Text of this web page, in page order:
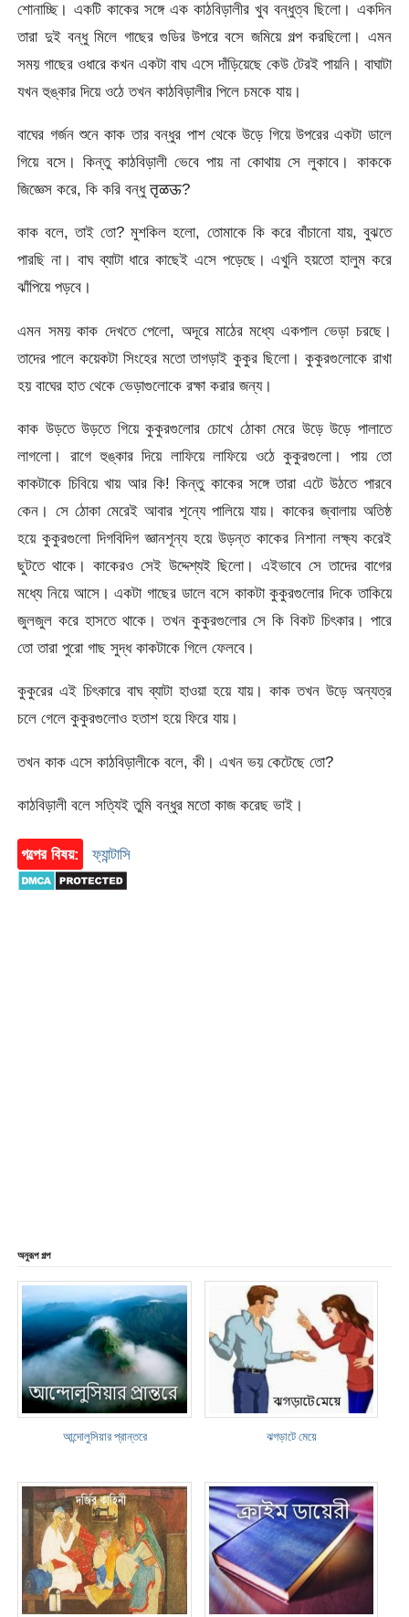
শোনাচ্ছি। একটি কাকের সঙ্গে এক কাঠবিড়ালীর খুব বন্ধুত্ব ছিলো। একদিন
তারা দুই বন্ধু মিলে গাছের গুডির উপরে বসে জমিয়ে গল্প করছিলো। এমন
সময় গাছের ওধারে কখন একটা বাঘ এসে দাঁড়িয়েছে কেউ টেরই পায়নি। বাঘাটা
যখন হুঙ্কার দিয়ে ওঠে তখন কাঠবিড়ালীর পিলে চমকে যায়।
বাঘের গর্জন শুনে কাক তার বন্ধুর পাশ থেকে উড়ে গিয়ে উপরের একটা ডালে
গিয়ে বসে। কিন্তু কাঠবিড়ালী ভেবে পায় না কোথায় সে লুকাবে। কাককে
জিজ্ঞেস করে, কি করি বন্ধু तृळऊ?
কাক বলে, তাই তো? মুশকিল হলো, তোমাকে কি করে বাঁচানো যায়, বুঝতে
পারছি না। বাঘ ব্যাটা ধারে কাছেই এসে পড়েছে। এখুনি হয়তো হালুম করে
ঝাঁপিয়ে পড়বে।
এমন সময় কাক দেখতে পেলো, অদূরে মাঠের মধ্যে একপাল ভেড়া চরছে।
তাদের পালে কয়েকটা সিংহের মতো তাগড়াই কুকুর ছিলো। কুকুরগুলোকে রাখা
হয় বাঘের হাত থেকে ভেড়াগুলোকে রক্ষা করার জন্য।
কাক উড়তে উড়তে গিয়ে কুকুরগুলোর চোখে ঠোকা মেরে উড়ে উড়ে পালাতে
লাগলো। রাগে হুঙ্কার দিয়ে লাফিয়ে লাফিয়ে ওঠে কুকুরগুলো। পায় তো
কাকটাকে চিবিয়ে খায় আর কি! কিন্তু কাকের সঙ্গে তারা এটে উঠতে পারবে
কেন। সে ঠোকা মেরেই আবার শূন্যে পালিয়ে যায়। কাকের জ্বালায় অতিষ্ঠ
হয়ে কুকুরগুলো দিগবিদিগ জ্ঞানশূন্য হয়ে উড়ন্ত কাকের নিশানা লক্ষ্য করেই
ছুটতে থাকে। কাকেরও সেই উদ্দেশ্যই ছিলো। এইভাবে সে তাদের বাগের
মধ্যে নিয়ে আসে। একটা গাছের ডালে বসে কাকটা কুকুরগুলোর দিকে তাকিয়ে
জুলজুল করে হাসতে থাকে। তখন কুকুরগুলোর সে কি বিকট চিৎকার। পারে
তো তারা পুরো গাছ সুদ্ধ কাকটাকে গিলে ফেলবে।
কুকুরের এই চিৎকারে বাঘ ব্যাটা হাওয়া হয়ে যায়। কাক তখন উড়ে অন্যত্র
চলে গেলে কুকুরগুলোও হতাশ হয়ে ফিরে যায়।
তখন কাক এসে কাঠবিড়ালীকে বলে, কী। এখন ভয় কেটেছে তো?
কাঠবিড়ালী বলে সত্যিই তুমি বন্ধুর মতো কাজ করেছ ভাই।
গল্পের বিষয়: ফ্যান্টাসি
অনুরূপ গল্প
আন্দোলুসিয়ার প্রান্তরে ঝগড়াটে মেয়ে